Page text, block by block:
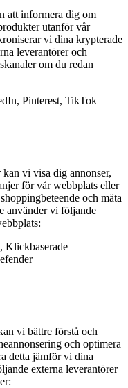
att informera dig om
utanför vår
vi dina krypterade
leverantörer och
om du redan
Pinterest, TikTok
kan vi visa dig annonser,
för vår webbplats eller
och mäta
använder vi följande
Klickbaserade
vi bättre förstå och
och optimera
detta jämför vi dina
externa leverantörer